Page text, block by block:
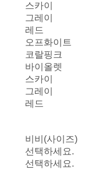
스카이
그레이
레드
오프화이트
코랄핑크
바이올렛
스카이
그레이
레드
비비(사이즈)
선택하세요.
선택하세요.